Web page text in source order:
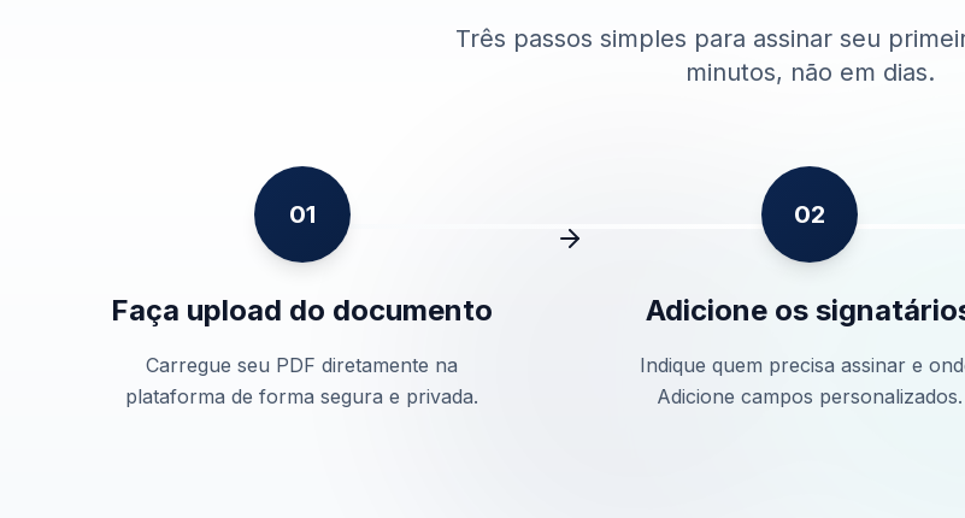
Três passos simples para assinar seu
minutos, não em dias.
01
Faça upload do documento
Carregue seu PDF diretamente na
plataforma de forma segura e privada.
02
Adicione os
Indique quem precisa assinar e
Adicione campos personalizados.